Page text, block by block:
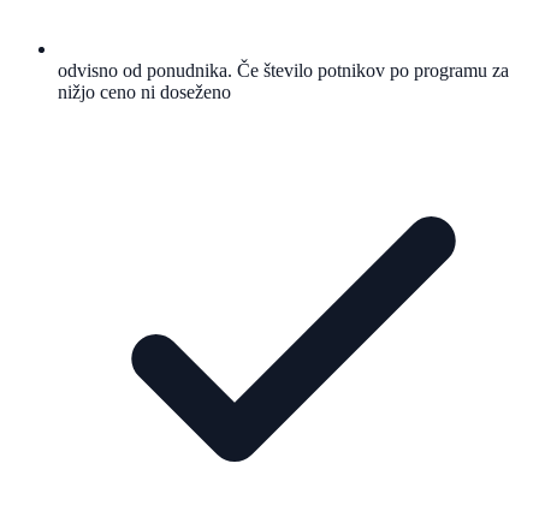
odvisno od ponudnika. Če število potnikov po programu za
nižjo ceno ni doseženo